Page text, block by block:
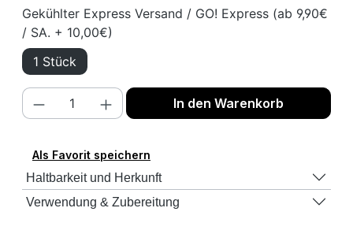
Gekühlter Express Versand / GO! Express (ab 9,90€
/ SA. + 10,00€)
1 Stück
Produkt Anzahl: Gib den gewünschten
In den Warenkorb
Als Favorit speichern
Haltbarkeit und Herkunft
Verwendung & Zubereitung